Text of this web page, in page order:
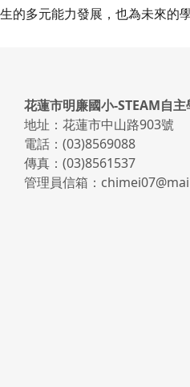
生的多元能力發展，也為未來的
頁尾區域內容
花蓮市明廉國小-STEAM自
地址：花蓮市中山路903號
電話：(03)8569088
傳真：(03)8561537
管理員信箱：